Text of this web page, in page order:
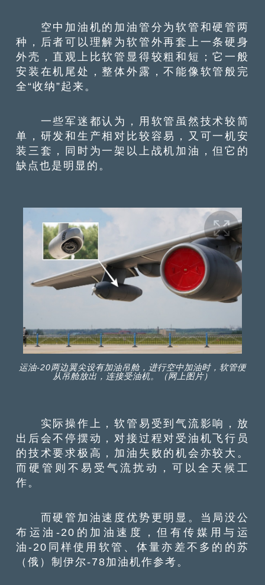
空中加油机的加油管分为软管和硬管两
种，后者可以理解为软管外再套上一条硬身
外壳，直观上比软管显得较粗和短；它一般
安装在机尾处，整体外露，不能像软管般完
全“收纳”起来。
一些军迷都认为，用软管虽然技术较简
单，研发和生产相对比较容易，又可一机安
装三套，同时为一架以上战机加油，但它的
缺点也是明显的。
运油-20两边翼尖设有加油吊舱，进行空中加油时，软管便
从吊舱放出，连接受油机。（网上图片）
实际操作上，软管易受到气流影响，放
出后会不停摆动，对接过程对受油机飞行员
的技术要求极高，加油失败的机会亦较大。
而硬管则不易受气流扰动，可以全天候工
作。
而硬管加油速度优势更明显。当局没公
布运油-20的加油速度，但有传媒用与运
油-20同样使用软管、体量亦差不多的的苏
（俄）制伊尔-78加油机作参考。